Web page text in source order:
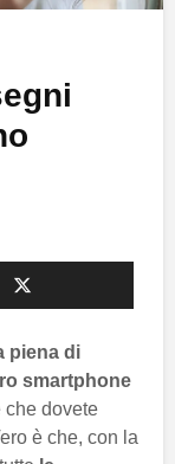
piena di
smartphone
che dovete
è che, con la